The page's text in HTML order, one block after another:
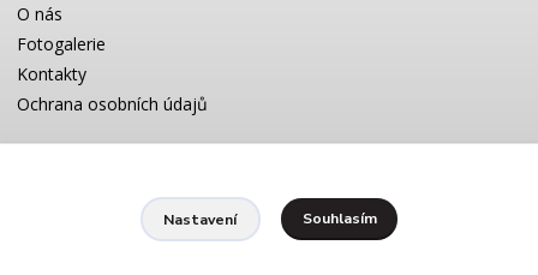
O nás
Fotogalerie
Kontakty
Ochrana osobních údajů
Potřebujete poradit s výběrem? Neváhejte se zeptat:
Nastavení Souhlasím